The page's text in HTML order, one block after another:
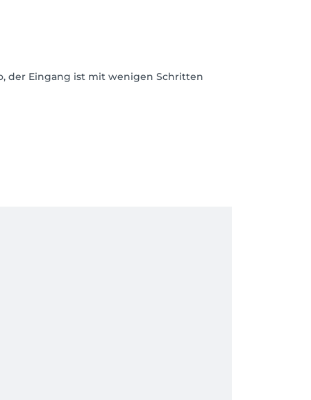
der Eingang ist mit wenigen Schritten